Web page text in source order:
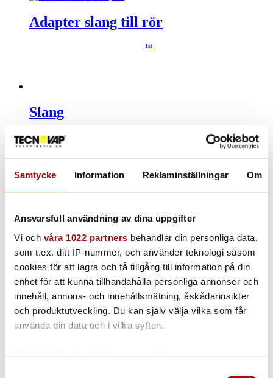
Samtycke Information Reklaminställningar Om
Ansvarsfull användning av dina uppgifter
Vi och våra 1022 partners behandlar din personliga data,
som t.ex. ditt IP-nummer, och använder teknologi såsom
cookies för att lagra och få tillgång till information på din
enhet för att kunna tillhandahålla personliga annonser och
innehåll, annons- och innehållsmätning, åskådarinsikter
och produktutveckling. Du kan själv välja vilka som får
använda din data och i vilka syften.
Adapter slang till rör
1st
Slang
Böj 90 grader
1st | 38mm | 90 graders vinkel